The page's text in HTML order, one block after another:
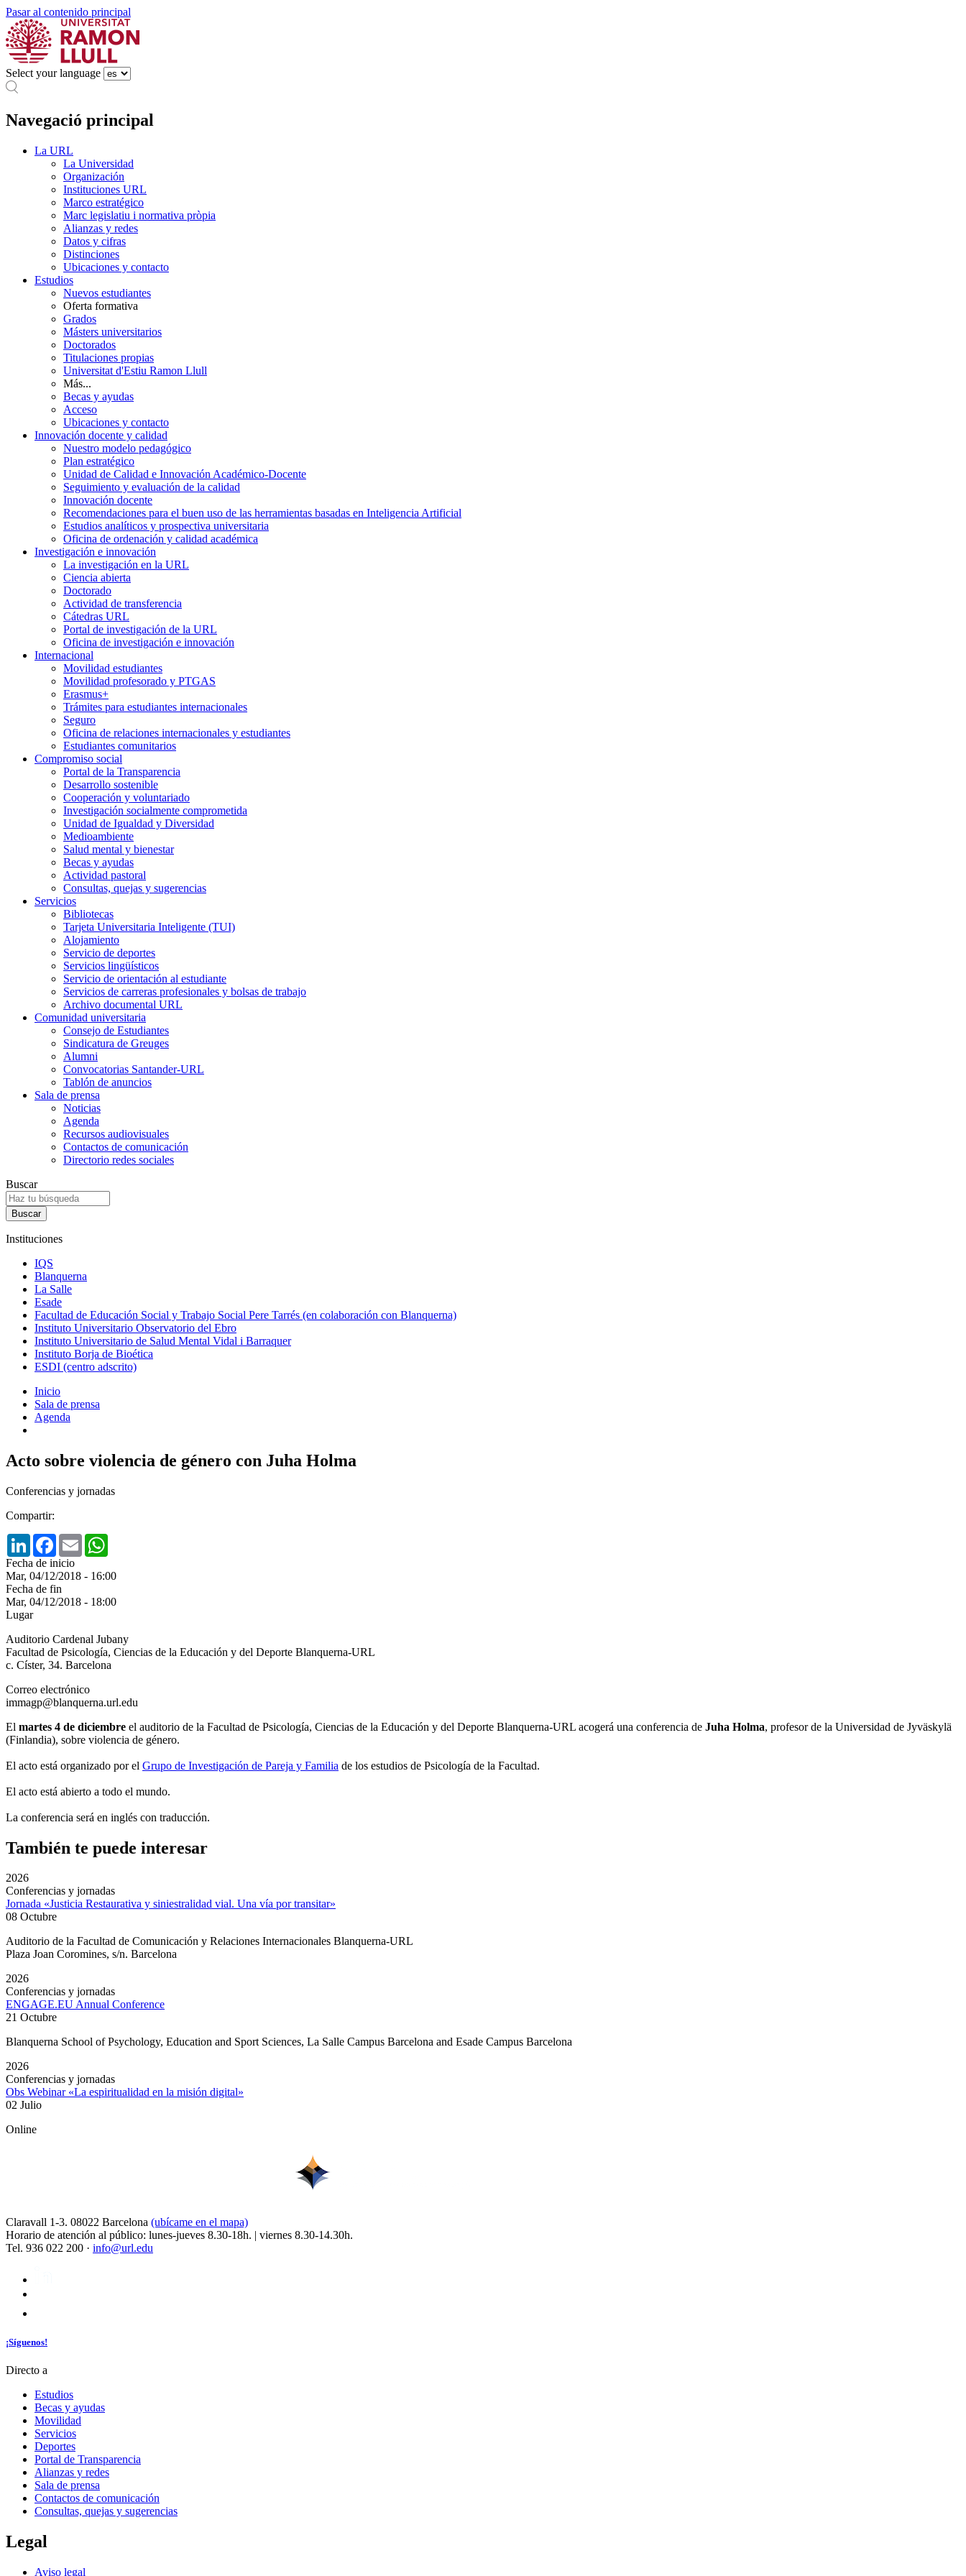
Pasar al contenido principal
Select your language
Navegació principal
La URL
La Universidad
Organización
Instituciones URL
Marco estratégico
Marc legislatiu i normativa pròpia
Alianzas y redes
Datos y cifras
Distinciones
Ubicaciones y contacto
Estudios
Nuevos estudiantes
Oferta formativa
Grados
Másters universitarios
Doctorados
Titulaciones propias
Universitat d'Estiu Ramon Llull
Más...
Becas y ayudas
Acceso
Ubicaciones y contacto
Innovación docente y calidad
Nuestro modelo pedagógico
Plan estratégico
Unidad de Calidad e Innovación Académico-Docente
Seguimiento y evaluación de la calidad
Innovación docente
Recomendaciones para el buen uso de las herramientas basadas en Inteligencia Artificial
Estudios analíticos y prospectiva universitaria
Oficina de ordenación y calidad académica
Investigación e innovación
La investigación en la URL
Ciencia abierta
Doctorado
Actividad de transferencia
Cátedras URL
Portal de investigación de la URL
Oficina de investigación e innovación
Internacional
Movilidad estudiantes
Movilidad profesorado y PTGAS
Erasmus+
Trámites para estudiantes internacionales
Seguro
Oficina de relaciones internacionales y estudiantes
Estudiantes comunitarios
Compromiso social
Portal de la Transparencia
Desarrollo sostenible
Cooperación y voluntariado
Investigación socialmente comprometida
Unidad de Igualdad y Diversidad
Medioambiente
Salud mental y bienestar
Becas y ayudas
Actividad pastoral
Consultas, quejas y sugerencias
Servicios
Bibliotecas
Tarjeta Universitaria Inteligente (TUI)
Alojamiento
Servicio de deportes
Servicios lingüísticos
Servicio de orientación al estudiante
Servicios de carreras profesionales y bolsas de trabajo
Archivo documental URL
Comunidad universitaria
Consejo de Estudiantes
Sindicatura de Greuges
Alumni
Convocatorias Santander-URL
Tablón de anuncios
Sala de prensa
Noticias
Agenda
Recursos audiovisuales
Contactos de comunicación
Directorio redes sociales
Buscar
Instituciones
IQS
Blanquerna
La Salle
Esade
Facultad de Educación Social y Trabajo Social Pere Tarrés (en colaboración con Blanquerna)
Instituto Universitario Observatorio del Ebro
Instituto Universitario de Salud Mental Vidal i Barraquer
Instituto Borja de Bioética
ESDI (centro adscrito)
Inicio
Sala de prensa
Agenda
Acto sobre violencia de género con Juha Holma
Conferencias y jornadas
Compartir:
LinkedInFacebook
Email
Fecha de inicio
Mar, 04/12/2018 - 16:00
Fecha de fin
Mar, 04/12/2018 - 18:00
Lugar
Auditorio Cardenal Jubany
Facultad de Psicología, Ciencias de la Educación y del Deporte Blanquerna-URL
c. Císter, 34. Barcelona
Correo electrónico
immagp@blanquerna.url.edu
El martes 4 de diciembre el auditorio de la Facultad de Psicología, Ciencias de la Educación y del Deporte Blanquerna-URL acogerá una conferencia de Juha Holma, profesor de la Universidad de Jyväskylä
(Finlandia), sobre violencia de género.
El acto está organizado por el Grupo de Investigación de Pareja y Familia de los estudios de Psicología de la Facultad.
El acto está abierto a todo el mundo.
La conferencia será en inglés con traducción.
También te puede interesar
2026
Conferencias y jornadas
Jornada «Justicia Restaurativa y siniestralidad vial. Una vía por transitar»
08 Octubre
Auditorio de la Facultad de Comunicación y Relaciones Internacionales Blanquerna-URL
Plaza Joan Coromines, s/n. Barcelona
2026
Conferencias y jornadas
ENGAGE.EU Annual Conference
21 Octubre
Blanquerna School of Psychology, Education and Sport Sciences, La Salle Campus Barcelona and Esade Campus Barcelona
2026
Conferencias y jornadas
Obs Webinar «La espiritualidad en la misión digital»
02 Julio
Online
Claravall 1-3. 08022 Barcelona (ubícame en el mapa)
Horario de atención al público: lunes-jueves 8.30-18h. | viernes 8.30-14.30h.
Tel. 936 022 200 · info@url.edu
¡Síguenos!
Directo a
Estudios
Becas y ayudas
Movilidad
Servicios
Deportes
Portal de Transparencia
Alianzas y redes
Sala de prensa
Contactos de comunicación
Consultas, quejas y sugerencias
Legal
Aviso legal